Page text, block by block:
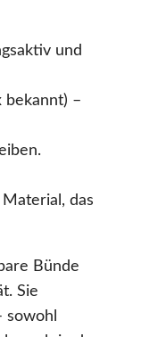
und
bekannt) –
das
Bünde
Sie
sowohl